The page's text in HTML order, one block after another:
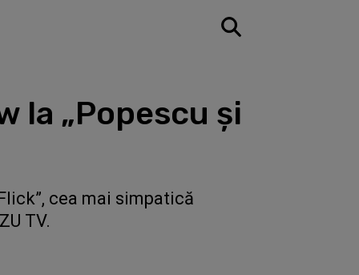
la „Popescu şi
cea mai simpatică
TV.